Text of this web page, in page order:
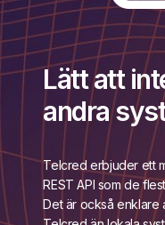
Lätt att
andra
Telcred erbjuder ett
REST API som de
Det är också enklare